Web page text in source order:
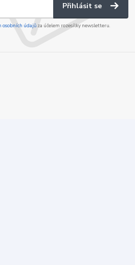
Přihlásit se
osobních údajůza účelem rozesílky newsletteru.